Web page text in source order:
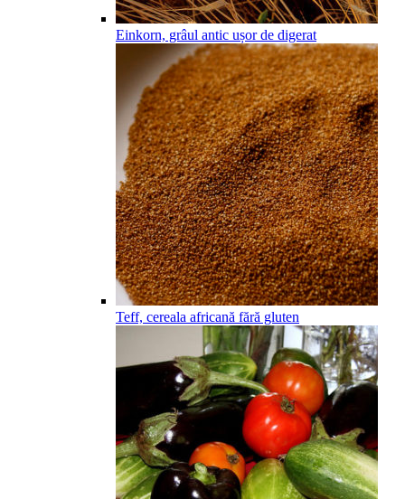
Einkorn, grâul antic ușor de digerat
Teff, cereala africană fără gluten